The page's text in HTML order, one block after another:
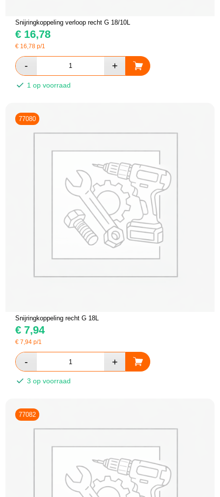
Snijringkoppeling verloop recht G 18/10L
€ 16,78
€ 16,78 p/1
1 op voorraad
77080
Snijringkoppeling recht G 18L
€ 7,94
€7,94 p/1
3 op voorraad
77082